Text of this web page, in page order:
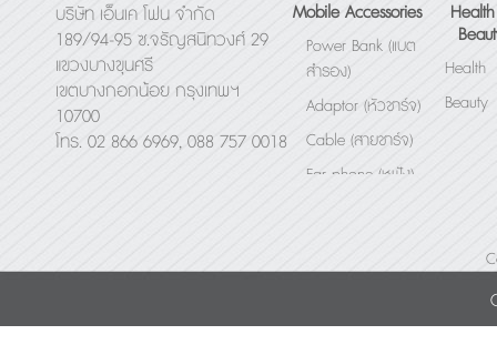
บริษัท เอ็นเค โฟน จำกัด
189/94-95 ซ.จรัญสนิทวงศ์ 29
แขวงบางขุนศรี
เขตบางกอกน้อย กรุงเทพฯ
10700
โทร. 02 866 6969, 088 757 0018
Mobile Accessories
Power Bank (แบต
สำรอง)
Adaptor (หัวชาร์จ)
Cable (สายชาร์จ)
Ear phone (หูฟัง)
Others (อื่นๆ)
Health
Beauty